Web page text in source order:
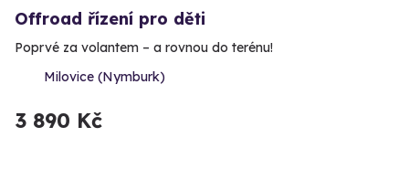
Offroad řízení pro děti
Poprvé za volantem – a rovnou do terénu!
Milovice (Nymburk)
3 890 Kč